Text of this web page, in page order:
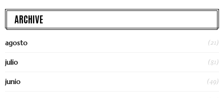
ARCHIVE
agosto (21)
julio (81)
junio (49)